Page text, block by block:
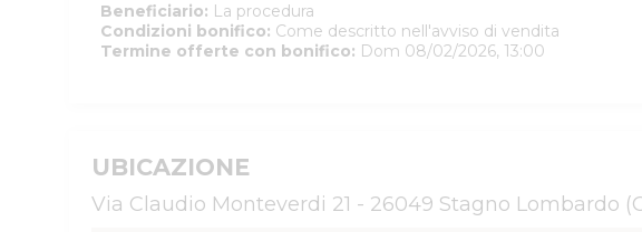
Beneficiario: La procedura
Condizioni bonifico: Come descritto nell'avviso di vendita
Termine offerte con bonifico: Dom 08/02/2026, 13:00
UBICAZIONE
Via Claudio Monteverdi 21 - 26049 Stagno Lombardo